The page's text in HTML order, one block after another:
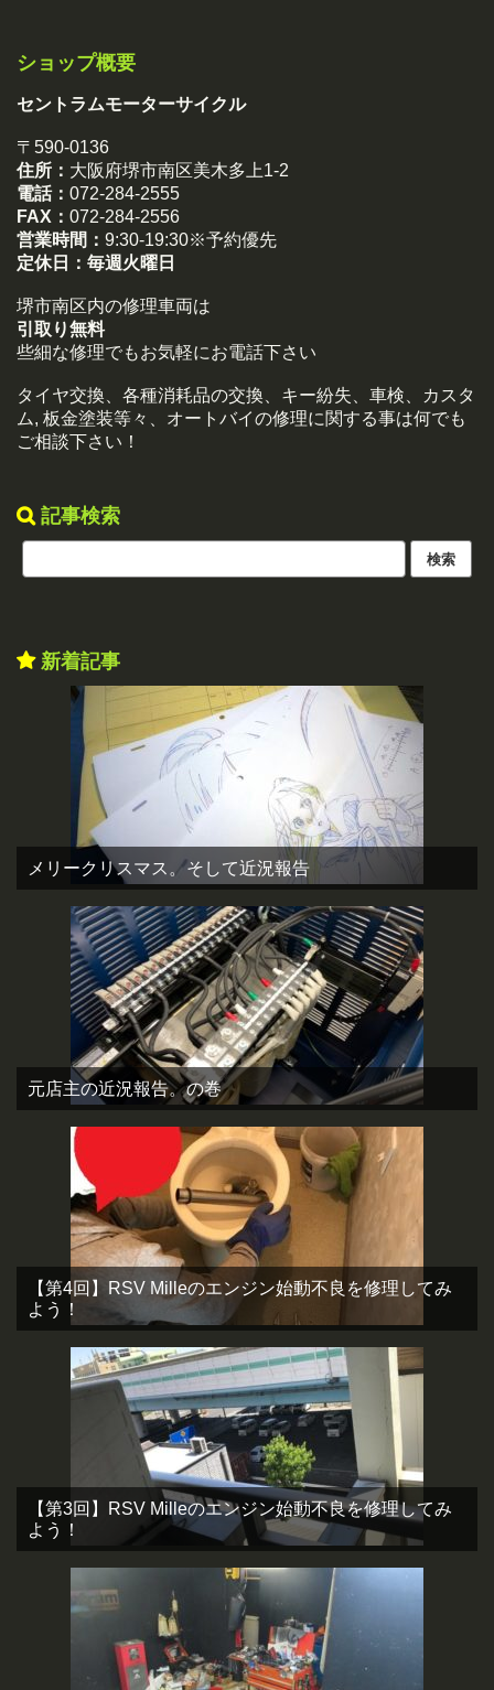
ショップ概要
セントラムモーターサイクル
〒590-0136
住所： 大阪府堺市南区美木多上1-2
電話： 072-284-2555
FAX： 072-284-2556
営業時間： 9:30-19:30※予約優先
定休日： 毎週火曜日
堺市南区内の修理車両は
引取り無料
些細な修理でもお気軽にお電話下さい
タイヤ交換、各種消耗品の交換、キー紛失、車検、カスタ
ム, 板金塗装等々、オートバイの修理に関する事は何でも
ご相談下さい！
記事検索
新着記事
メリークリスマス。そして近況報告
元店主の近況報告。の巻
【第4回】RSV Milleのエンジン始動不良を修理してみ
よう！
【第3回】RSV Milleのエンジン始動不良を修理してみ
よう！